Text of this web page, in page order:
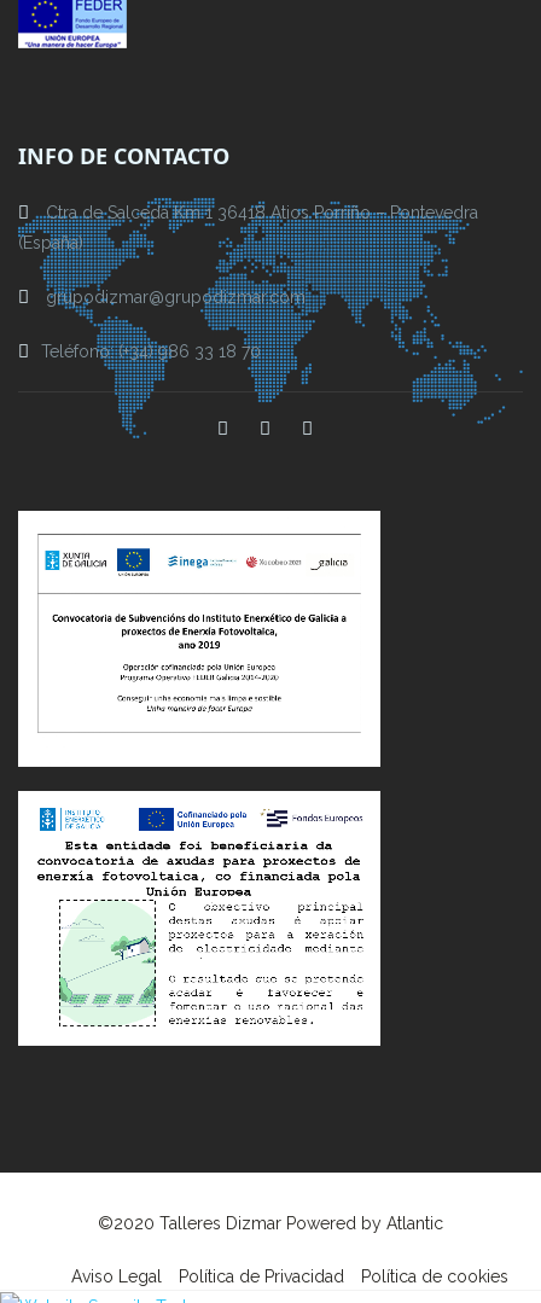
INFO DE CONTACTO
Ctra de Salceda Km 1 36418 Atios Porriño – Pontevedra
(España)
grupodizmar@grupodizmar.com
Teléfono: (+34) 986 33 18 70
©2020 Talleres Dizmar Powered by Atlantic
Aviso Legal Política de Privacidad Política de cookies